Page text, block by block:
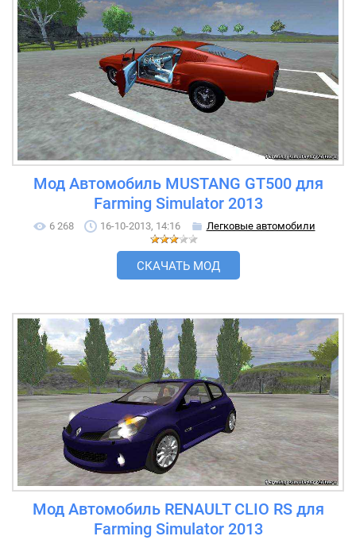
Мод Автомобиль MUSTANG GT500 для
Farming Simulator 2013
6 268 16-10-2013, 14:16 Легковые автомобили
СКАЧАТЬ МОД
Мод Автомобиль RENAULT CLIO RS для
Farming Simulator 2013